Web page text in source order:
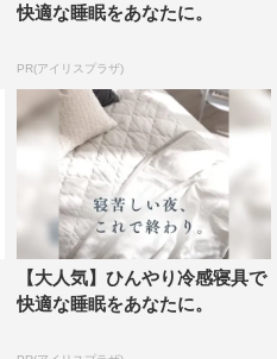
快適な睡眠をあなたに。
PR(アイリスプラザ)
【大人気】ひんやり冷感寝具で
快適な睡眠をあなたに。